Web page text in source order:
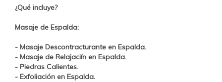
¿Qué incluye?
Masaje de Espalda:
- Masaje Descontracturante en Espalda.
- Masaje de Relajaciín en Espalda.
- Piedras Calientes.
- Exfoliación en Espalda.